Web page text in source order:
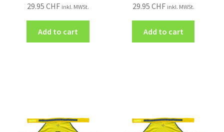
29.95CHF inkl. MWSt.
Add to cart
29.95 CHF inkl. MWSt.
Add to cart